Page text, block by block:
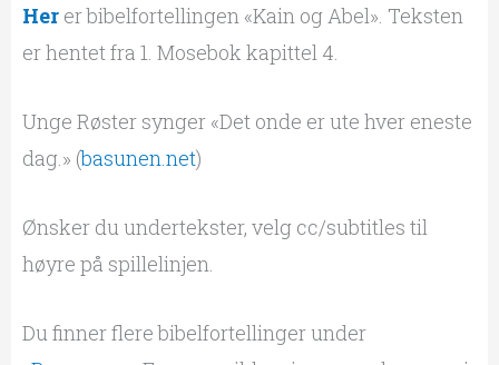
Herer bibelfortellingen «Kain og Abel». Teksten
er hentet fra 1. Mosebok kapittel 4.
Unge Røster synger «Det onde er ute hver eneste
dag.» (basunen.net)
Ønsker du undertekster, velg cc/subtitles til
høyre på spillelinjen.
Du finner flere bibelfortellinger under